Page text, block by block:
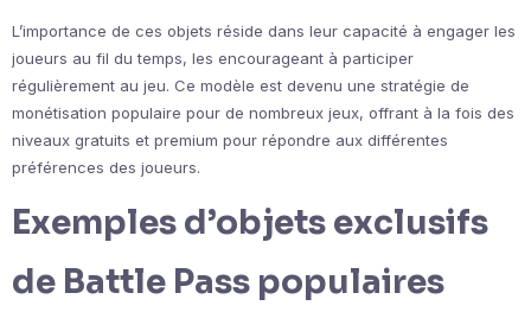
L’importance de ces objets réside dans leur capacité à engager les
joueurs au fil du temps, les encourageant à participer
régulièrement au jeu. Ce modèle est devenu une stratégie de
monétisation populaire pour de nombreux jeux, offrant à la fois des
niveaux gratuits et premium pour répondre aux différentes
préférences des joueurs.
Exemples d’objets exclusifs
de Battle Pass populaires